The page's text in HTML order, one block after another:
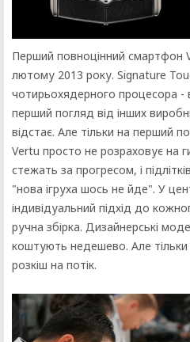
Перший повноцінний смартфон
лютому 2013 року. Signature
чотирьохядерного процесора -
перший погляд від інших
відстає. Але тільки на перший
Vertu просто не розраховує на
стежать за прогресом, і
"нова ігруха шось не йде". У
індивідуальний підхід до
ручна збірка. Дизайнерські
коштують недешево. Але
розкіш на потік.